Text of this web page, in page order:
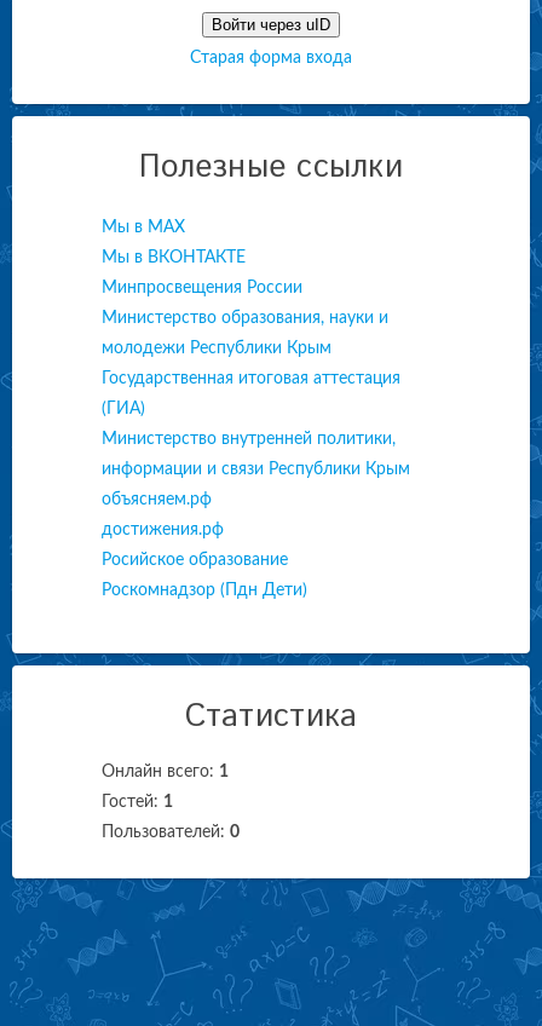
Войти через uID
Старая форма входа
Полезные ссылки
Мы в МАХ
Мы в ВКОНТАКТЕ
Минпросвещения России
Министерство образования, науки и
молодежи Республики Крым
Государственная итоговая аттестация
(ГИА)
Министерство внутренней политики,
информации и связи Республики Крым
объясняем.рф
достижения.рф
Росийское образование
Роскомнадзор (Пдн Дети)
Статистика
Онлайн всего: 1
Гостей: 1
Пользователей: 0